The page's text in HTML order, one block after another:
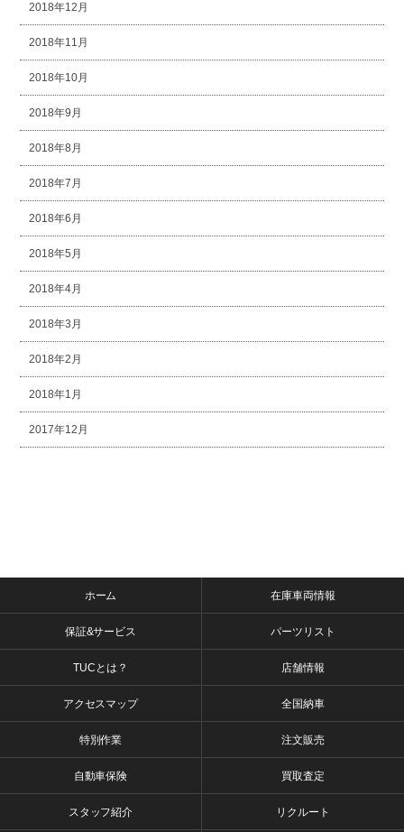
2018年12月
2018年11月
2018年10月
2018年9月
2018年8月
2018年7月
2018年6月
2018年5月
2018年4月
2018年3月
2018年2月
2018年1月
2017年12月
ホーム 在庫車両情報
保証&サービス パーツリスト
TUCとは？ 店舗情報
アクセスマップ 全国納車
特別作業 注文販売
自動車保険 買取査定
スタッフ紹介 リクルート